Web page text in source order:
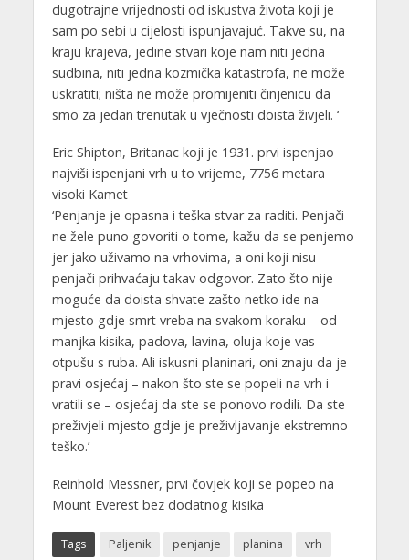
dugotrajne vrijednosti od iskustva života koji je
sam po sebi u cijelosti ispunjavajuć. Takve su, na
kraju krajeva, jedine stvari koje nam niti jedna
sudbina, niti jedna kozmička katastrofa, ne može
uskratiti; ništa ne može promijeniti činjenicu da
smo za jedan trenutak u vječnosti doista živjeli. ‘
Eric Shipton, Britanac koji je 1931. prvi ispenjao
najviši ispenjani vrh u to vrijeme, 7756 metara
visoki Kamet
‘Penjanje je opasna i teška stvar za raditi. Penjači
ne žele puno govoriti o tome, kažu da se penjemo
jer jako uživamo na vrhovima, a oni koji nisu
penjači prihvaćaju takav odgovor. Zato što nije
moguće da doista shvate zašto netko ide na
mjesto gdje smrt vreba na svakom koraku – od
manjka kisika, padova, lavina, oluja koje vas
otpušu s ruba. Ali iskusni planinari, oni znaju da je
pravi osjećaj – nakon što ste se popeli na vrh i
vratili se – osjećaj da ste se ponovo rodili. Da ste
preživjeli mjesto gdje je preživljavanje ekstremno
teško.’
Reinhold Messner, prvi čovjek koji se popeo na
Mount Everest bez dodatnog kisika
Tags Paljenik penjanje planina vrh